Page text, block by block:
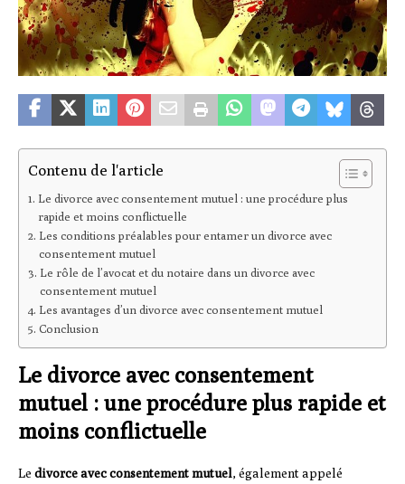
Contenu de l'article
Le divorce avec consentement mutuel : une procédure plus
rapide et moins conflictuelle
Les conditions préalables pour entamer un divorce avec
consentement mutuel
Le rôle de l’avocat et du notaire dans un divorce avec
consentement mutuel
Les avantages d’un divorce avec consentement mutuel
Conclusion
Le divorce avec consentement
mutuel : une procédure plus rapide et
moins conflictuelle
Le divorce avec consentement mutuel , également appelé